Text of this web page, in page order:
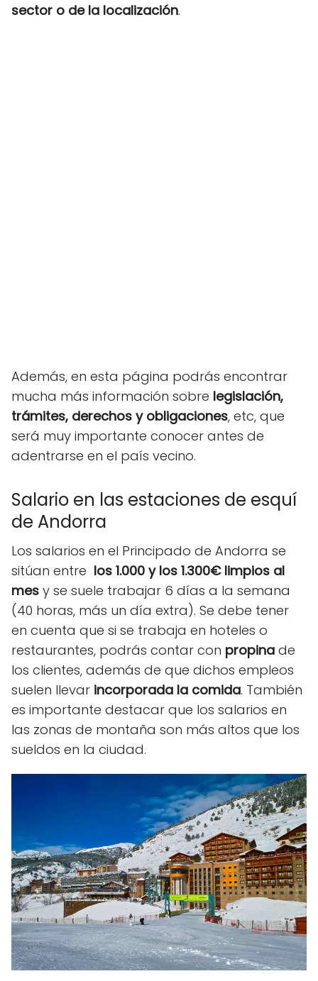
sector o de la localización.
Además, en esta página podrás encontrar
mucha más información sobre legislación,
trámites, derechos y obligaciones, etc, que
será muy importante conocer antes de
adentrarse en el país vecino.
Salario en las estaciones de esquí
de Andorra
Los salarios en el Principado de Andorra se
sitúan entre los 1.000 y los 1.300€ limpios al
mes y se suele trabajar 6 días a la semana
(40 horas, más un día extra). Se debe tener
en cuenta que si se trabaja en hoteles o
restaurantes, podrás contar con propina de
los clientes, además de que dichos empleos
suelen llevar incorporada la comida. También
es importante destacar que los salarios en
las zonas de montaña son más altos que los
sueldos en la ciudad.